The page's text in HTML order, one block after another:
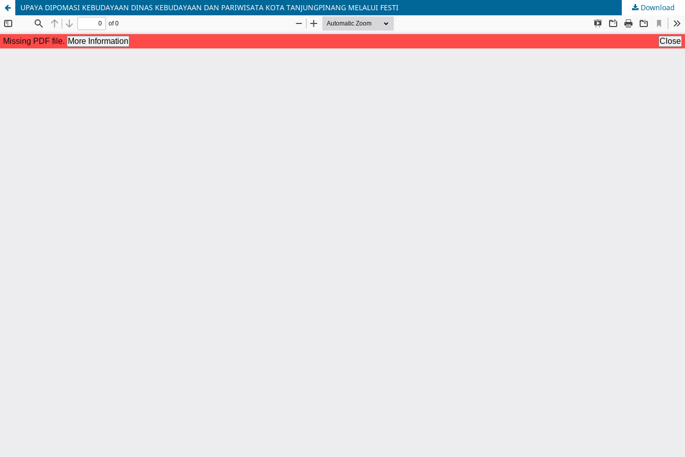
UPAYA DIPOMASI KEBUDAYAAN DINAS KEBUDAYAAN DAN PARIWISATA KOTA TANJUNGPINANG MELALUI FESTI Download